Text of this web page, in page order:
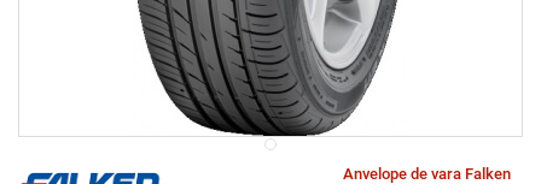
Anvelope de vara Falken